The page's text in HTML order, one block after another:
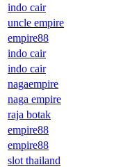
indo cair
uncle empire
empire88
indo cair
indo cair
nagaempire
naga empire
raja botak
empire88
empire88
slot thailand